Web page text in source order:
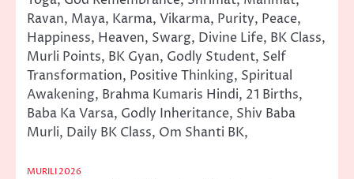
Ravan, Maya, Karma, Vikarma, Purity, Peace,
Happiness, Heaven, Swarg, Divine Life, BK Class,
Murli Points, BK Gyan, Godly Student, Self
Transformation, Positive Thinking, Spiritual
Awakening, Brahma Kumaris Hindi, 21 Births,
Baba Ka Varsa, Godly Inheritance, Shiv Baba
Murli, Daily BK Class, Om Shanti BK,
MURILI 2026